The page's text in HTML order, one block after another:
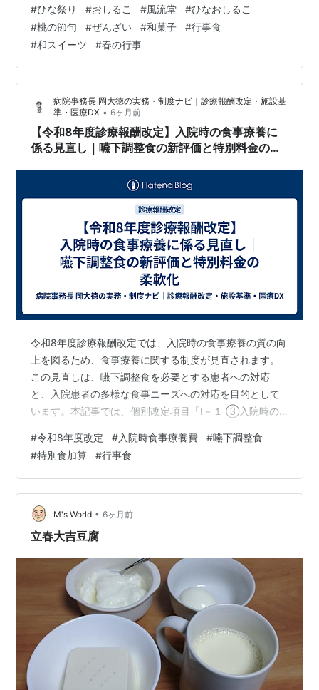
りの期間限定の和菓子で、お内裏様とお雛様のひなおし
るこが一つずつ入っています。 「ひなおしるこ」は結論
から言うと、甘さ控えめでほっとする味わいの大人向け
の上品なおしるこでした。 【ひなおしるこの特徴】 【実
際に食べてみた感想】 【こんな人におすすめ】 【ひなお
しるこの特徴】 原材料 砂糖（…
#ひな祭り #おしるこ #風流堂 #ひなおしるこ
#桃の節句 #ぜんざい #和菓子 #行事食
#和スイーツ #春の行事
病院事務長 岡大徳の実務・制度ナビ｜診療報酬改定・施設基
準・医療DX • 6ヶ月前
【令和8年度診療報酬改定】入院時の食事療養に
係る見直し｜嚥下調整食の新評価と特別料金の柔
令和8年度診療報酬改定では、入院時の食事療養の質の向
上を図るため、食事療養に関する制度が見直されます。
この見直しは、嚥下調整食を必要とする患者への対応
と、入院患者の多様な食事ニーズへの対応を目的として
います。本記事では、個別改定項目「Ⅰ－１ ③入院時の
定では、主に3つの変更が行われます。第一に、嚥下調整
食が特別食加算の対象として新たに追加されます。第二
に、特別メニューの追加料金について1食あたり17円の標
準額が削除され、医療機関が柔軟に金額を設定できるよ
うになります。第三に、行事食やハラール食などの宗教
配慮食も特別料金の対象として明確化されま…
#令和8年度改定 #入院時食事療養費 #嚥下調整食
#特別食加算 #行事食
M's World • 6ヶ月前
立春大吉豆腐